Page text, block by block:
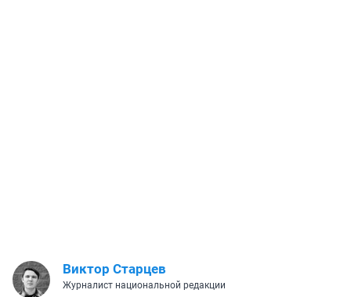
Виктор Старцев
Журналист национальной редакции